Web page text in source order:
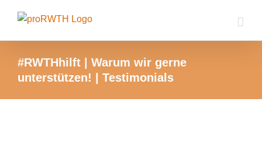
Inhalt
#RWTHhilft | Warum wir gerne
unterstützen! | Testimonials